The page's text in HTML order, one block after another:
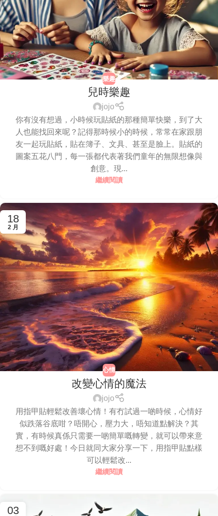
樂趣
兒時樂趣
jojo
你有沒有想過，小時候玩貼紙的那種簡單快樂，到了大
人也能找回來呢？記得那時候小的時候，常常在家跟朋
友一起玩貼紙，貼在簿子、文具、甚至是臉上。貼紙的
圖案五花八門，每一張都代表著我們童年的無限想像與
創意。現...
繼續閱讀
18
2 月
心情
改變心情的魔法
jojo
用指甲貼輕鬆改善壞心情！有冇試過一啲時候，心情好
似跌落谷底咁？唔開心，壓力大，唔知道點解決？其
實，有時候真係只需要一啲簡單嘅轉變，就可以帶來意
想不到嘅好處！今日就同大家分享一下，用指甲貼點樣
可以輕鬆改...
繼續閱讀
03